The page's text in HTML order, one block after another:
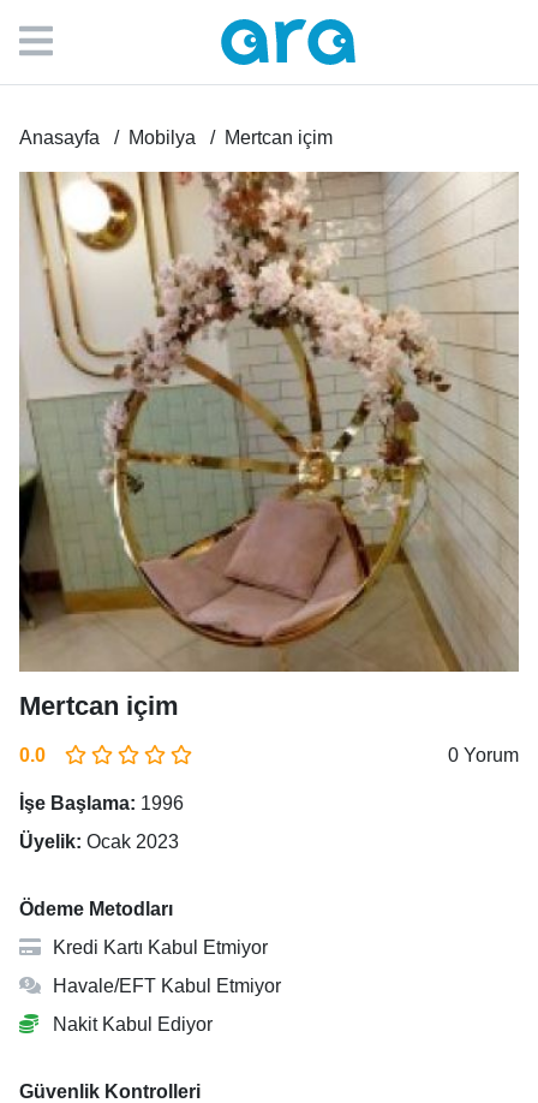
Anasayfa Mobilya Mertcan içim
Mertcan içim
0.0 0 Yorum
İşe Başlama: 1996
Üyelik: Ocak 2023
Ödeme Metodları
Kredi Kartı Kabul Etmiyor
Havale/EFT Kabul Etmiyor
Nakit Kabul Ediyor
Güvenlik Kontrolleri